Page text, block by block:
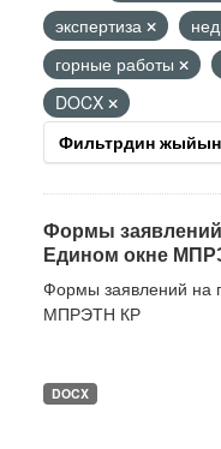
экспертиза
горные работы
DOCX
Фильтрдин
Формы заявлений
Едином окне
Формы заявлений на
МПРЭТН КР
DOCX